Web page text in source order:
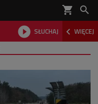
shopping_cart 
 SŁUCHAJ  WIĘCEJ
